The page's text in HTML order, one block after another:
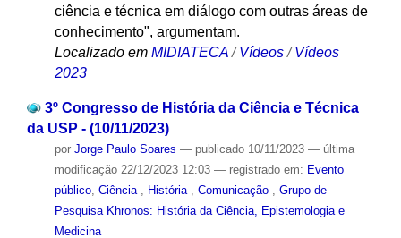
ciência e técnica em diálogo com outras áreas de
conhecimento", argumentam.
Localizado em MIDIATECA /Vídeos /Vídeos
2023
3º Congresso de História da Ciência e Técnica
da USP - (10/11/2023)
por Jorge Paulo Soares — publicado10/11/2023 — última
modificação22/12/2023 12:03 — registrado em: Evento
público, Ciência História Comunicação
Grupo de
Pesquisa Khronos: História da Ciência, Epistemologia e
Medicina